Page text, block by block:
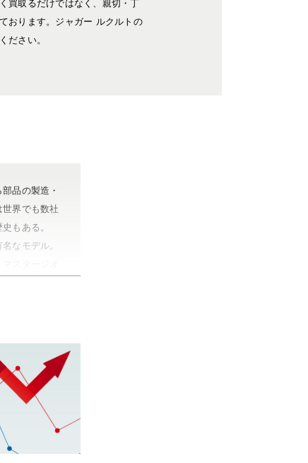
おります。ジャガー ルクルトの
ださい。
品の製造・
界でも数社
もある。
なモデル。
スタージオ
・龍ヶ崎